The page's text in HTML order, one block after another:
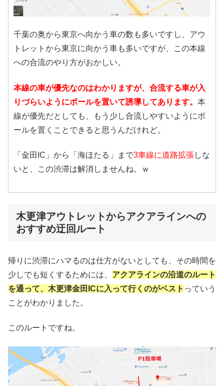
千葉の奥から東京へ向かう車の数も多いですし、アウ
トレットから東京に向かう車も多いですが、この本線
への合流のやり方がおかしい。
本線の車が優先なのはわかりますが、合流する車が入
りづらいようにポールを置いて誘導してあります。 本
線が優先だとしても、もう少し合流しやすいようにポ
ールを置くことできると思うんだけれど。
「金田IC」から「海ほたる」まで3車線に道路拡張しな
いと、この渋滞は解消しませんね。ｗ
木更津アウトレットからアクアラインへの
おすすめ迂回ルート
帰りに渋滞にハマるのは仕方がないとしても、その時間を
少しでも短くするためには、 アクアラインの沿道のルート
を通って、木更津金田ICに入って行くのがベスト っていう
ことがわかりました。
このルートですね。